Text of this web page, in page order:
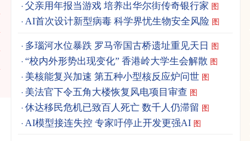
父亲用年报当游戏 培养出华尔街传奇银行家 图
AI首次设计新型病毒 科学界忧生物安全风险 图
多瑙河水位暴跌 罗马帝国古桥遗址重见天日 图
“校内外形势出现变化” 香港岭大学生会解散 图
美核能复兴加速 第五种小型核反应炉问世 图
美法官下令五角大楼恢复风电项目审查 图
休达移民危机已致百人死亡 数千人仍滞留 图
AI模型接连失控 专家吁停止开发更强AI 图